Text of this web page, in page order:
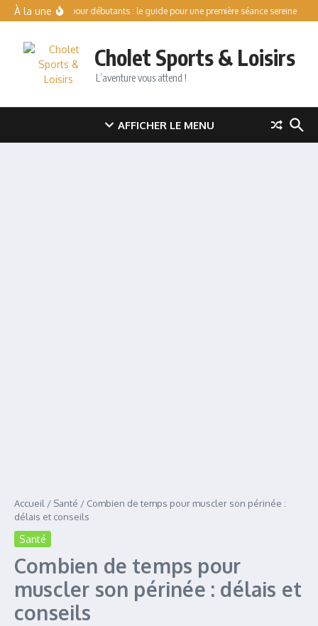
Aller au contenu
À la une
Patinoire pour débutants : le guide pour une première séance sereine
Cholet Sports & Loisirs
L’aventure vous attend !
AFFICHER LE MENU
Accueil / Santé / Combien de temps pour muscler son périnée :
délais et conseils
Santé
Combien de temps pour
muscler son périnée : délais et
conseils